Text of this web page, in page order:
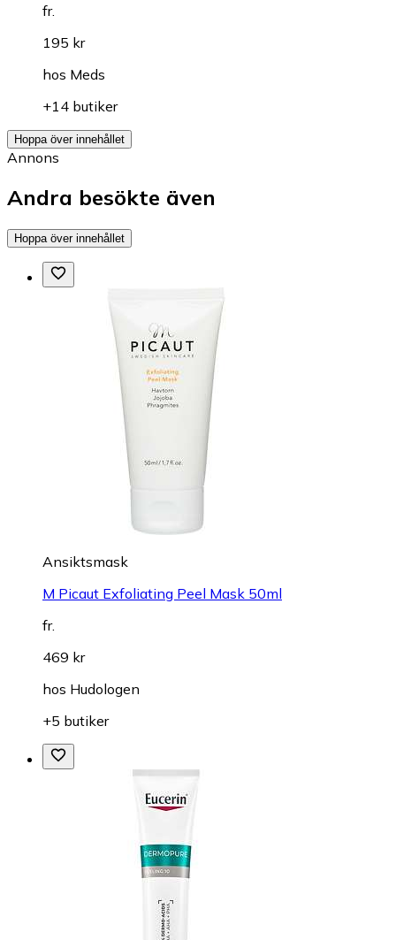
fr.
195 kr
hos Meds
+14 butiker
Hoppa över innehållet
Annons
Andra besökte även
Hoppa över innehållet
Ansiktsmask
M Picaut Exfoliating Peel Mask 50ml
fr.
469 kr
hos Hudologen
+5 butiker